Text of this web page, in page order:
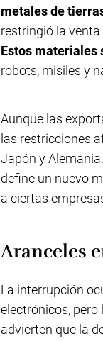
metales de
restringió la
Estos materiales
robots, misiles y
Aunque las
las restricciones
Japón y
define un nuevo
a ciertas
Aranceles
La interrupción
electrónicos,
advierten que la